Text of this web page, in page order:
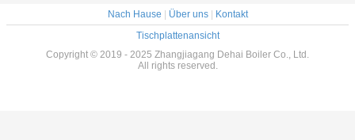
Nach Hause Über uns|
Kontakt
Tischplattenansicht
Copyright © 2019 - 2025 Zhangjiagang Dehai Boiler Co., Ltd.
All rights reserved.